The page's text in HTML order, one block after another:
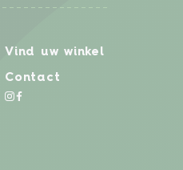
Vind uw winkel
Contact